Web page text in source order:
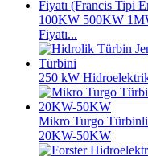
100KW 500KW
Fiyatı...
250 kW
Mikro Turgo
20KW-50KW